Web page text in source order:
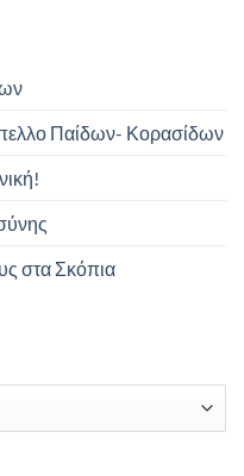
Παίδων- Κορασίδων
στα Σκόπια